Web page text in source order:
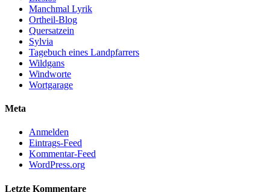
Manchmal Lyrik
Ortheil-Blog
Quersatzein
Sylvia
Tagebuch eines Landpfarrers
Wildgans
Windworte
Wortgarage
Meta
Anmelden
Eintrags-Feed
Kommentar-Feed
WordPress.org
Letzte Kommentare